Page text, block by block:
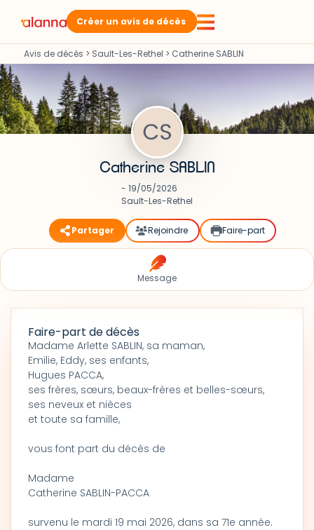
Créer un avis de décès
Avis de décès > Sault-Les-Rethel > Catherine SABLIN
Catherine SABLIN
- 19/05/2026
Sault-Les-Rethel
Partager Rejoindre Faire-part
Message
Faire-part de décès
Madame Arlette SABLIN, sa maman,
Emilie, Eddy, ses enfants,
Hugues PACCA,
ses frères, sœurs, beaux-frères et belles-sœurs,
ses neveux et nièces
et toute sa famille,
vous font part du décès de
Madame
Catherine SABLIN-PACCA
survenu le mardi 19 mai 2026, dans sa 71e année.